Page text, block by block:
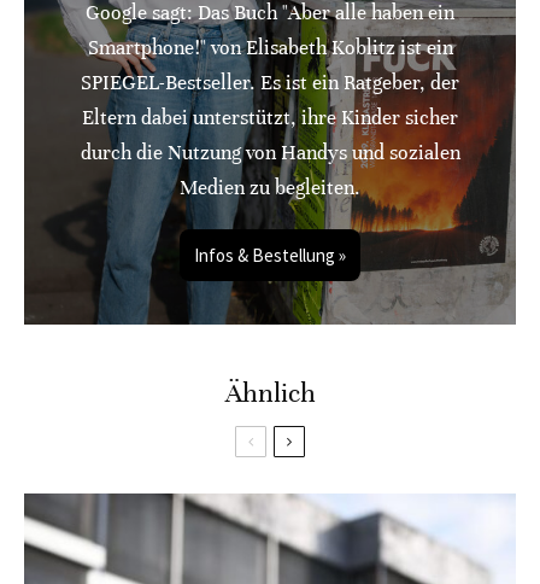
Google sagt: Das Buch "Aber alle haben ein
Smartphone!" von Elisabeth Koblitz ist ein
SPIEGEL-Bestseller. Es ist ein Ratgeber, der
Eltern dabei unterstützt, ihre Kinder sicher
durch die Nutzung von Handys und sozialen
Medien zu begleiten.
Infos & Bestellung »
Ähnlich